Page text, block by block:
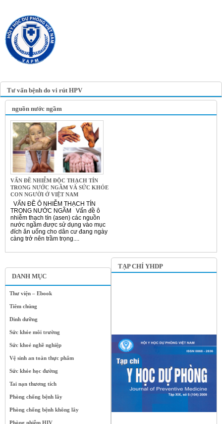
Tư vấn bệnh do vi rút HPV
DANH MỤC
Thư viện – Ebook
Tiêm chủng
Dinh dưỡng
Sức khỏe môi trường
Sức khoẻ nghề nghiệp
Vệ sinh an toàn thực phẩm
Sức khỏe học đường
Tai nạn thương tích
Phòng chống bệnh lây
Phòng chống bệnh không lây
Phòng nhiễm HIV
nguồn nước ngầm
VẤN ĐỀ NHIỄM ĐỘC THẠCH TÍN
TRONG NƯỚC NGẦM VÀ SỨC KHỎE
CON NGƯỜI Ở VIỆT NAM
VẤN ĐỀ Ô NHIỄM THẠCH TÍN
TRONG NƯỚC NGẦM Vấn đề ô
nhiễm thạch tín (asen) các nguồn
nước ngầm được sử dụng vào mục
đích ăn uống cho dân cư đang ngày
càng trở nên trầm trọng....
TẠP CHÍ YHDP